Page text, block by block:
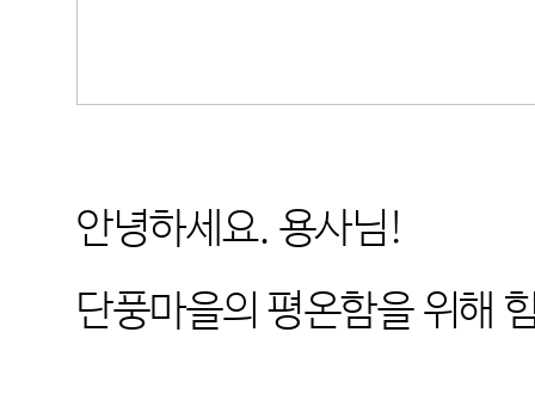
안녕하세요. 용사님!
단풍마을의 평온함을 위해